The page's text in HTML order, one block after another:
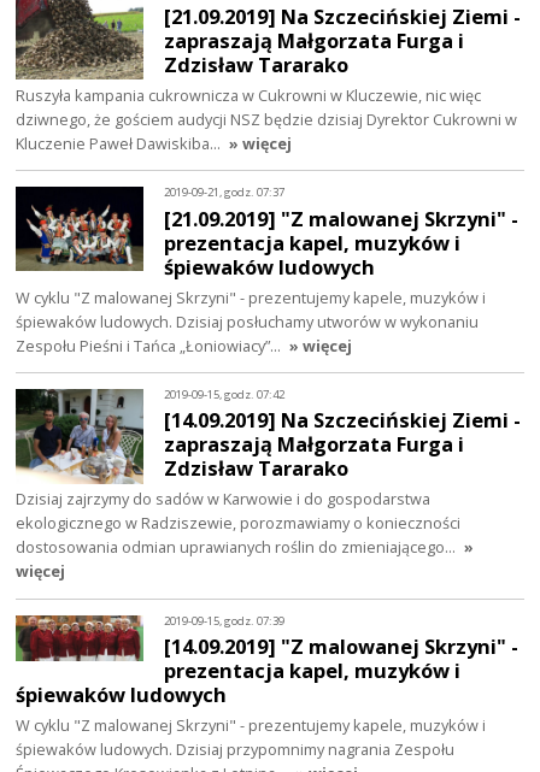
[21.09.2019] Na Szczecińskiej Ziemi -
zapraszają Małgorzata Furga i
Zdzisław Tararako
Ruszyła kampania cukrownicza w Cukrowni w Kluczewie, nic więc
dziwnego, że gościem audycji NSZ będzie dzisiaj Dyrektor Cukrowni w
Kluczenie Paweł Dawiskiba… » więcej
2019-09-21, godz. 07:37
[21.09.2019] "Z malowanej Skrzyni" -
prezentacja kapel, muzyków i
śpiewaków ludowych
W cyklu "Z malowanej Skrzyni" - prezentujemy kapele, muzyków i
śpiewaków ludowych. Dzisiaj posłuchamy utworów w wykonaniu
Zespołu Pieśni i Tańca „Łoniowiacy”… » więcej
2019-09-15, godz. 07:42
[14.09.2019] Na Szczecińskiej Ziemi -
zapraszają Małgorzata Furga i
Zdzisław Tararako
Dzisiaj zajrzymy do sadów w Karwowie i do gospodarstwa
ekologicznego w Radziszewie, porozmawiamy o konieczności
dostosowania odmian uprawianych roślin do zmieniającego… »
więcej
2019-09-15, godz. 07:39
[14.09.2019] "Z malowanej Skrzyni" -
prezentacja kapel, muzyków i
śpiewaków ludowych
W cyklu "Z malowanej Skrzyni" - prezentujemy kapele, muzyków i
śpiewaków ludowych. Dzisiaj przypomnimy nagrania Zespołu